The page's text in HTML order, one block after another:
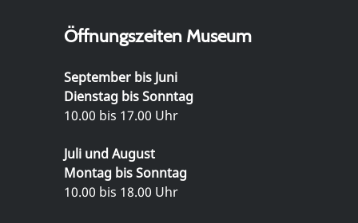
Öffnungszeiten Museum
September bis Juni
Dienstag bis Sonntag
10.00 bis 17.00 Uhr
Juli und August
Montag bis Sonntag
10.00 bis 18.00 Uhr